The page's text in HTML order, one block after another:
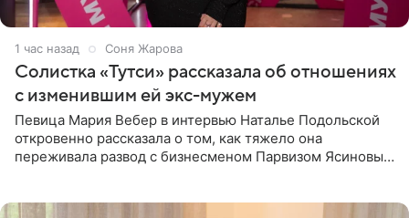
1 час назад Соня Жарова
Солистка «Тутси» рассказала об отношениях
с изменившим ей экс-мужем
Певица Мария Вебер в интервью Наталье Подольской
откровенно рассказала о том, как тяжело она
переживала развод с бизнесменом Парвизом Ясиновым.